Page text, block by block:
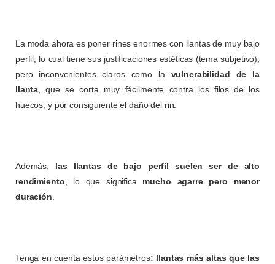
La moda ahora es poner rines enormes con llantas de muy bajo
perfil, lo cual tiene sus justificaciones estéticas (tema subjetivo),
pero inconvenientes claros como la vulnerabilidad de la
llanta , que se corta muy fácilmente contra los filos de los
huecos, y por consiguiente el daño del rin.
Además, las llantas de bajo perfil suelen ser de alto
rendimiento , lo que significa mucho agarre pero menor
duración
Tenga en cuenta estos parámetros: llantas más altas que las